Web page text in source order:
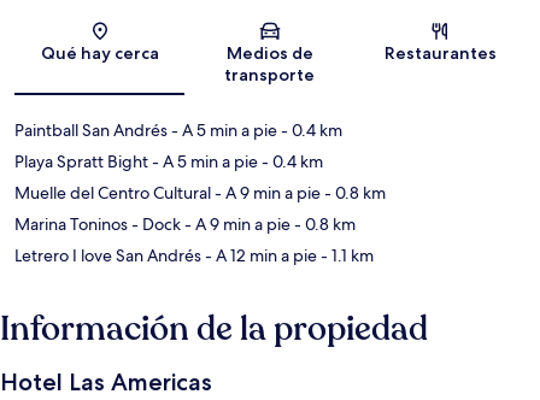
Qué hay cerca
Medios de
transporte
Restaurantes
Paintball San Andrés- A 5 min a pie- 0.4 km
Playa Spratt Bight- A 5 min a pie- 0.4 km
Muelle del Centro Cultural- A 9 min a pie- 0.8 km
Marina Toninos - Dock- A 9 min a pie- 0.8 km
Letrero I love San Andrés- A 12 min a pie- 1.1 km
Información de la propiedad
Hotel Las Americas